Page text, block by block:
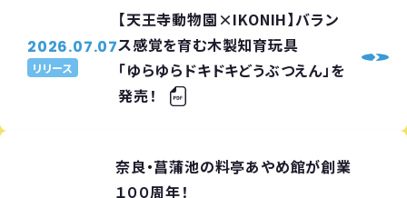
2026.07.07
リリース
【天王寺動物園×IKONIH】バラン
ス感覚を育む木製知育玩具
「ゆらゆらドキドキどうぶつえん」を
発売！
奈良・菖蒲池の料亭あやめ館が創業
１００周年！